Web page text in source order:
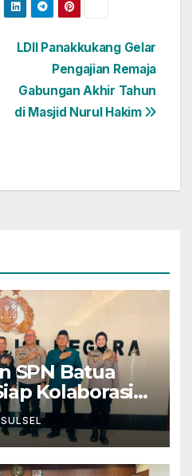
LDII Panakkukang Gelar
Pengajian Remaja
Gabungan Akhir Tahun
di Masjid Nurul Hakim
SPN Batua
Kolaborasi
HUT RI